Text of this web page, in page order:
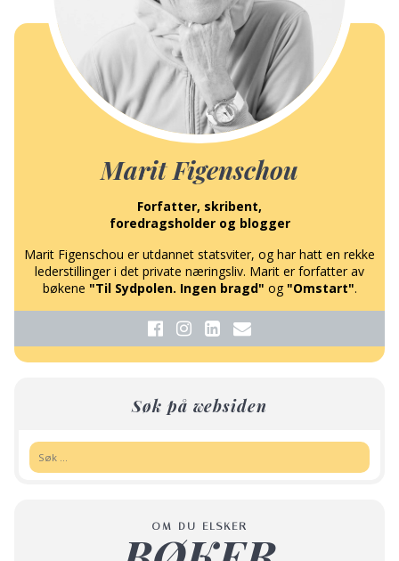
Marit Figenschou
Forfatter, skribent,
foredragsholder og blogger
Marit Figenschou er utdannet statsviter, og har hatt en rekke
lederstillinger i det private næringsliv. Marit er forfatter av
bøkene "Til Sydpolen. Ingen bragd" og "Omstart".
Søk på websiden
OM DU ELSKER